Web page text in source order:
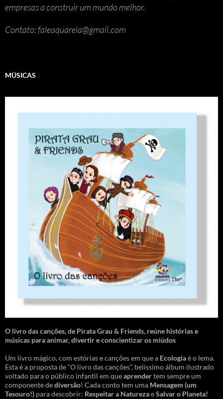
empresas a construir um mundo melhor.
Contato: faleaquarela@gmail.com
MÚSICAS
O livro das canções,de Pirata Grau & Friends, reúne histórias e
músicas para animar, divertir e conscientizar os miúdos
Um livro mágico, com estórias e canções em que a Ecologiaé o lema.
Esta é a proposta de “O livro das canções”, belíssimo álbum ilustrado
voltado para o público infantil em queaprendertem sempre um
componente dediversão! Cada conto tem uma Mensagem (um
Tesouro!) para descobrir: Respeitar a NaturezaeSalvar o Planeta!